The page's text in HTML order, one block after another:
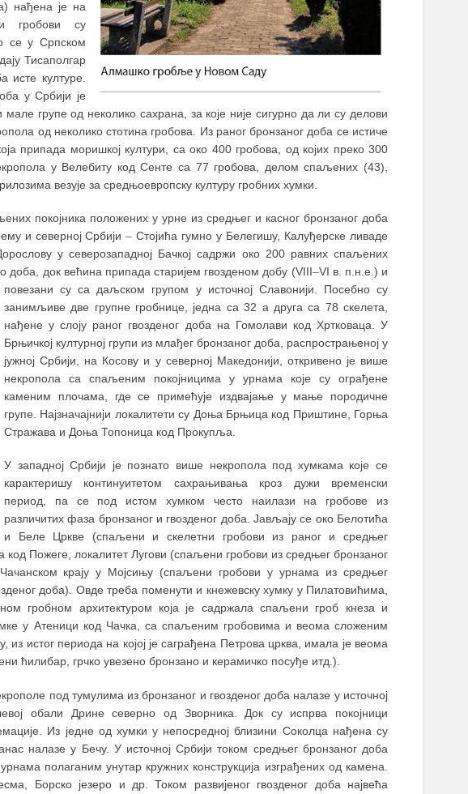
нађена је на
гробови су
се у Српском
Тисаполгар
културе.
у Србији је
групе од неколико сахрана, за које није сигурно да ли су делови
од неколико стотина гробова. Из раног бронзаног доба се истиче
припада моришкој култури, са око 400 гробова, од којих преко 300
у Велебиту код Сенте са 77 гробова, делом спаљених (43),
везује за средњоевропску културу гробних хумки.
покојника положених у урне из средњег и касног бронзаног доба
и северној Србији– Стојића гумно у Белегишу, Калуђерске ливаде
у сeверозападној Бачкој садржи око 200 равних спаљених
доба, док већина припада старијем гвозденом добу (VIII–VI в. п.н.е.) и
повезани су са даљском групом у источној Славонији. Посебно су
занимљиве две групне гробнице, једна са 32 а друга са 78 скелета,
нађене у слоју раног гвозденог доба на Гомолави код Хртковаца. У
Брњичкој културној групи из млађег бронзаног доба, распрострањеној у
јужној Србији, на Косову и у северној Македонији, откривено је више
некропола са спаљеним покојницима у урнама које су ограђене
каменим плочама, где се примећује издвајање у мање породичне
групе. Најзначајнији локалитети су Доња Брњица код Приштине, Горња
Стражава и Доња Топоница код Прокупља.
У западној Србији је познато више некропола под хумкама које се
карактеришу континуитетом сахрањивања кроз дужи временски
период, па се под истом хумком често наилази на гробове из
различитих фаза бронзаног и гвозденог доба. Јављају се око Белотића
и Беле Цркве (спаљени и скелетни гробови из раног и средњег
Пожеге, локалитет Лугови (спаљени гробови из средњег бронзаног
крају у Мојсињу (спаљени гробови у урнама из средњег
доба). Овде треба поменути и кнежевску хумку у Пилатовићима,
гробном архитектуром која је садржала спаљени гроб кнеза и
у Атеници код Чачка, са спаљеним гробовима и веома сложеним
истог периода на којој је саграђена Петрова црква, имала је веома
ћилибар, грчко увезено бронзано и керамичко посуђе итд.).
под тумулима из бронзаног и гвозденог доба налазе у источној
обали Дрине северно од Зворника. Док су испрва покојници
Из једне од хумки у непосредној близини Соколца нађена су
налазе у Бечу. У источној Србији током средњег бронзаног доба
полаганим унутар кружних конструкција изграђених од камена.
Борско језеро и др. Током развијеног гвозденог доба највећа